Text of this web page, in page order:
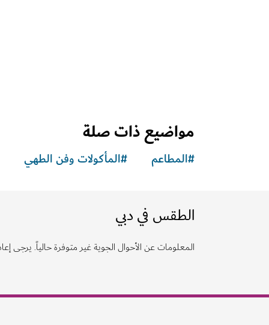
مواضيع ذات صلة
#المطاعم #المأكولات وفن الطهي
الطقس في دبي
المعلومات عن الأحوال الجوية غير متوفرة حالياً. يرجى